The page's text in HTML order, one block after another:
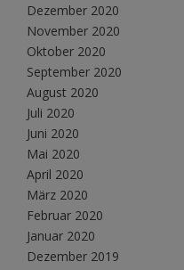
Dezember 2020
November 2020
Oktober 2020
September 2020
August 2020
Juli 2020
Juni 2020
Mai 2020
April 2020
März 2020
Februar 2020
Januar 2020
Dezember 2019